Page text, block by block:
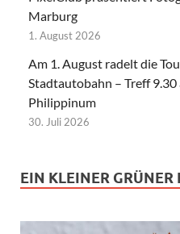
Marburg
1. August 2026
Am 1. August radelt die
Stadtautobahn – Treff
Philippinum
30. Juli 2026
EIN KLEINER GRÜNER